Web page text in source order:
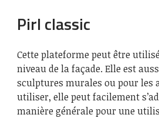
Pirl classic
Cette plateforme peut être
niveau de la façade. Elle est
sculptures murales ou pour les
utiliser, elle peut facilement
manière générale pour une